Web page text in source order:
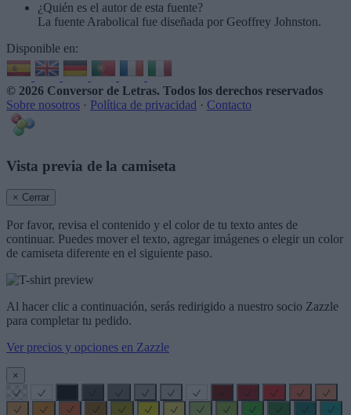
¿Quién es el autor de esta fuente?
La fuente Arabolical fue diseñada por Geoffrey Johnston.
Disponible en:
© 2026 Conversor de Letras. Todos los derechos reservados
Sobre nosotros · Política de privacidad · Contacto
Vista previa de la camiseta
× Cerrar
Por favor, revisa el contenido y el color de tu texto antes de
continuar. Puedes mover el texto, agregar imágenes o elegir un color
de camiseta diferente en el siguiente paso.
Al hacer clic a continuación, serás redirigido a nuestro socio Zazzle
para completar tu pedido.
Ver precios y opciones en Zazzle
×